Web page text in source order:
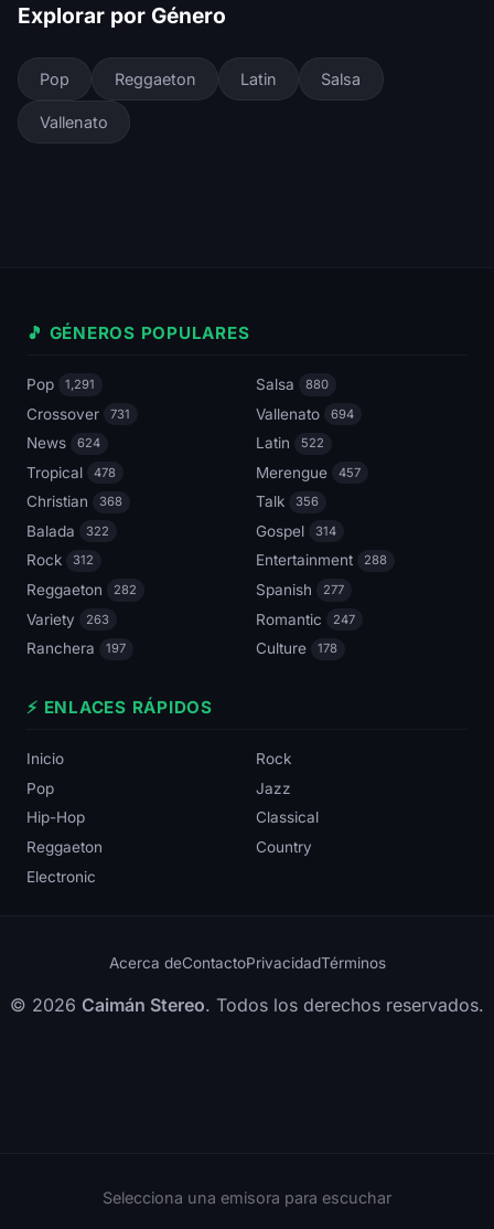
Explorar por Género
Pop Reggaeton Latin Salsa
Vallenato
🎵 GÉNEROS POPULARES
Pop 1,291 Salsa 880
Crossover 731 Vallenato 694
News 624 Latin 522
Tropical 478 Merengue 457
Christian 368 Talk 356
Balada 322 Gospel 314
Rock 312 Entertainment 288
Reggaeton 282 Spanish 277
Variety 263 Romantic 247
Ranchera 197 Culture 178
⚡ ENLACES RÁPIDOS
Inicio
Rock
Pop
Jazz
Hip-Hop
Classical
Reggaeton
Country
Electronic
Acerca deContactoPrivacidadTérminos
© 2026 Caimán Stereo. Todos los derechos reservados.
Selecciona una emisora para escuchar